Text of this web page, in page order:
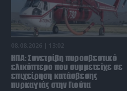
08.08.2026 | 13:02
ΗΠΑ: Συνετρίβη πυροσβεστικό
ελικόπτερο που συμμετείχε σε
επιχείρηση κατάσβεσης
πυρκαγιάς στην Γιούτα